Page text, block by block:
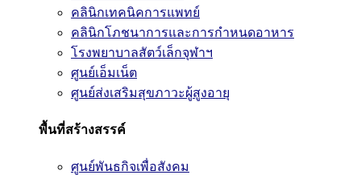
คลินิกเทคนิคการแพทย์
คลินิกโภชนาการและการกำหนดอาหาร
โรงพยาบาลสัตว์เล็กจุฬาฯ
ศูนย์เอ็มเน็ต
ศูนย์ส่งเสริมสุขภาวะผู้สูงอายุ
พื้นที่สร้างสรรค์
ศูนย์พันธกิจเพื่อสังคม